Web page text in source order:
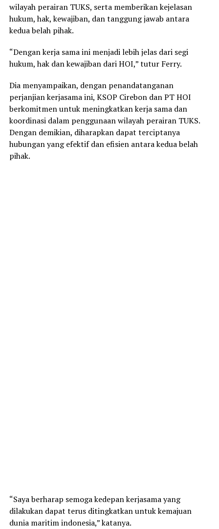
wilayah perairan TUKS, serta memberikan kejelasan
hukum, hak, kewajiban, dan tanggung jawab antara
kedua belah pihak.
“Dengan kerja sama ini menjadi lebih jelas dari segi
hukum, hak dan kewajiban dari HOI,” tutur Ferry.
Dia menyampaikan, dengan penandatanganan
perjanjian kerjasama ini, KSOP Cirebon dan PT HOI
berkomitmen untuk meningkatkan kerja sama dan
koordinasi dalam penggunaan wilayah perairan TUKS.
Dengan demikian, diharapkan dapat terciptanya
hubungan yang efektif dan efisien antara kedua belah
pihak.
“Saya berharap semoga kedepan kerjasama yang
dilakukan dapat terus ditingkatkan untuk kemajuan
dunia maritim indonesia,” katanya.